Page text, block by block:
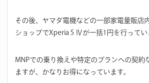
その後、ヤマダ電機などの一部家電量販店
ショップでXperia 5 Ⅳが一括1円を行ってい
MNPでの乗り換えや特定のプランへの契約
ますが、かなりお得になっています。